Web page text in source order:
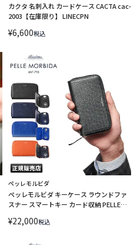
カクタ 名刺入れ カードケース CACTA cac-
2003【在庫限り】 LINECPN
¥6,600税込
ペッレモルビダ
ペッレモルビダ キーケース ラウンドファ
スナー スマートキー カード収納 PELLE
ーロード
¥22,000税込